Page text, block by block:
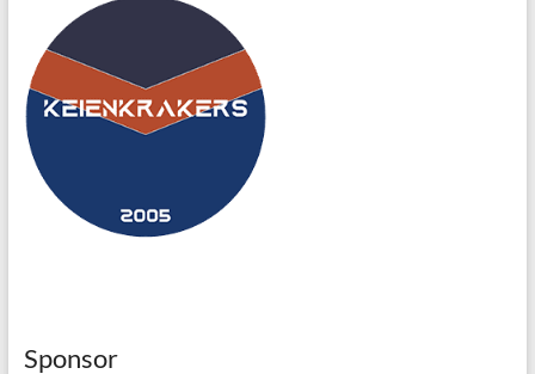
Sponsor